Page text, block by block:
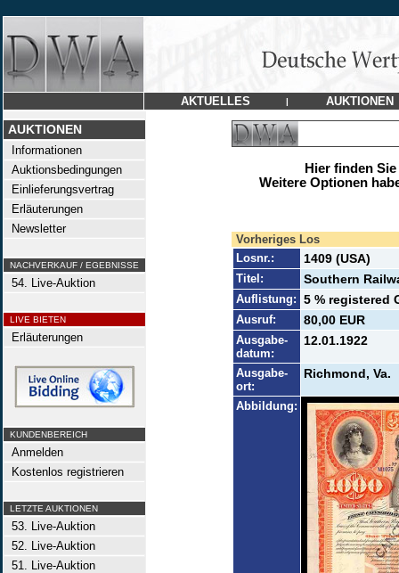
AKTUELLES | AUKTIONEN
AUKTIONEN
Informationen
Auktionsbedingungen
Einlieferungsvertrag
Erläuterungen
Newsletter
NACHVERKAUF / EGEBNISSE
54. Live-Auktion
LIVE BIETEN
Erläuterungen
KUNDENBEREICH
Anmelden
Kostenlos registrieren
LETZTE AUKTIONEN
53. Live-Auktion
52. Live-Auktion
51. Live-Auktion
Hier finden
Weitere Optionen
Vorheriges Los
Losnr.:
1409 (USA)
Titel: Southern
Auflistung: 5 % registered
Ausruf: 80,00 EUR
Ausgabe-
datum:
12.01.1922
Ausgabe-
ort:
Richmond, Va.
Abbildung: